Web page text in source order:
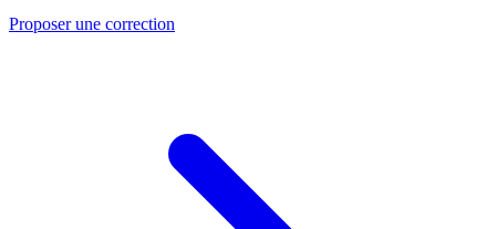
Proposer une correction